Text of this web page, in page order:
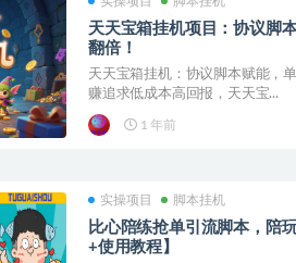
天天宝箱挂机项目：协议脚
翻倍！
天天宝箱挂机：协议脚本赋能，
赚追求低成本高回报，天天宝...
1 年前
实操项目 脚本挂机
比心陪练抢单引流脚本，陪
+使用教程】